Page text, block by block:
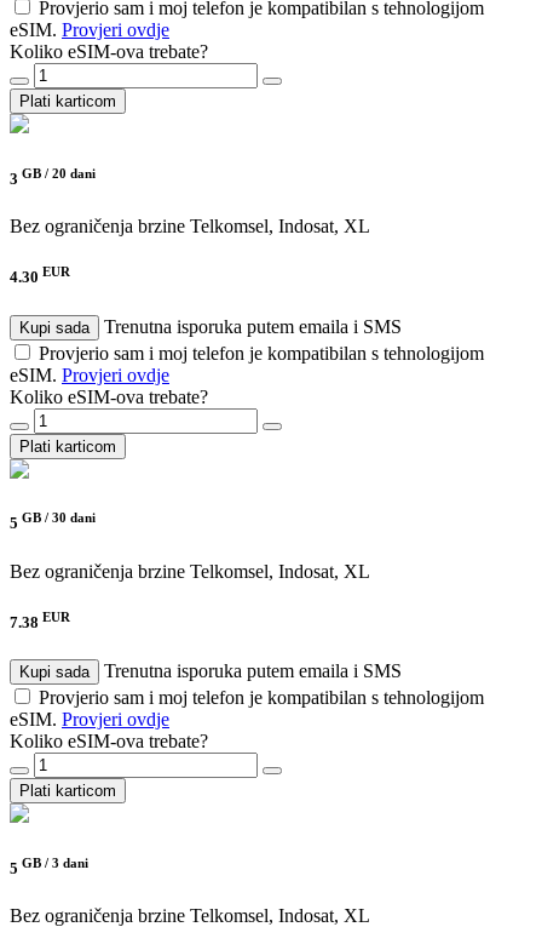
Provjerio sam i moj telefon je kompatibilan s tehnologijom
eSIM. Provjeri ovdje
Koliko eSIM-ova trebate?
Plati karticom
3 GB / 20 dani
Bez ograničenja brzine Telkomsel, Indosat, XL
4.30 EUR
Kupi sada
Trenutna isporuka putem emaila i SMS
Provjerio sam i moj telefon je kompatibilan s tehnologijom
eSIM. Provjeri ovdje
Koliko eSIM-ova trebate?
Plati karticom
5 GB / 30 dani
Bez ograničenja brzine Telkomsel, Indosat, XL
7.38 EUR
Kupi sada
Trenutna isporuka putem emaila i SMS
Provjerio sam i moj telefon je kompatibilan s tehnologijom
eSIM. Provjeri ovdje
Koliko eSIM-ova trebate?
Plati karticom
5 GB / 3 dani
Bez ograničenja brzine Telkomsel, Indosat, XL